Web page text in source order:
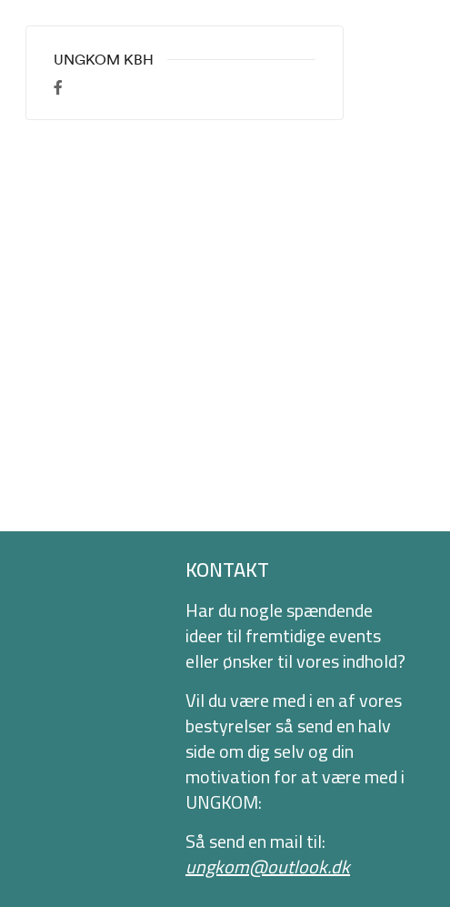
UNGKOM KBH
KONTAKT
Har du nogle spændende
ideer til fremtidige events
eller ønsker til vores indhold?
Vil du være med i en af vores
bestyrelser så send en halv
side om dig selv og din
motivation for at være med i
UNGKOM:
Så send en mail til:
ungkom@outlook.dk